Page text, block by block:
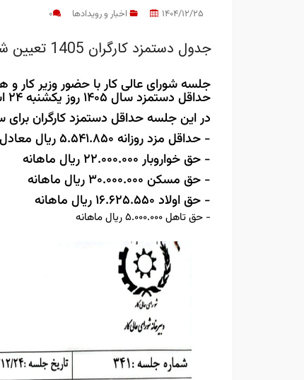
1404/12/25 اخبار و رویدادها 0
جدول دستمزد کارگران 1405 تعیین شد
جلسه شورای عالی کار با حضور وزیر کار و
حداقل دستمزد سال 1405 روز یکشنبه 24 اسفند 1404 برگزار شد.
در این جلسه حداقل دستمزد کارگران برای سال 1405 به شرح ذیل تصویب
- حداقل مزد روزانه 5.541.850 ریال معادل 166.255.500 ماهانه
- حق خواروبار 22.000.000 ریال ماهانه
- حق مسکن 30.000.000 ریال ماهانه
- حق اولاد 16.625.550 ریال ماهانه
- حق تاهل 5.000.000 ریال ماهانه